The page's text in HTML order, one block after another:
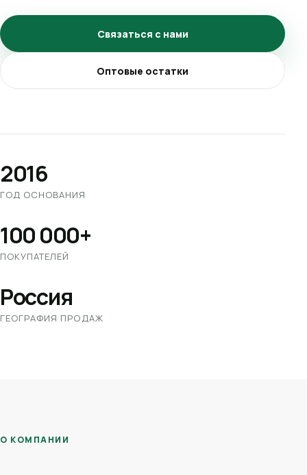
Связаться с нами
Оптовые остатки
2016
ГОД ОСНОВАНИЯ
100 000+
ПОКУПАТЕЛЕЙ
Россия
ГЕОГРАФИЯ ПРОДАЖ
О КОМПАНИИ